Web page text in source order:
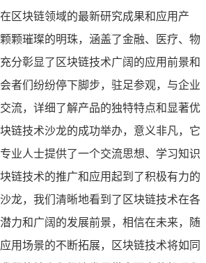
区块链领域的最新研究成果和应用产
颗璀璨的明珠，涵盖了金融、医疗、物
分彰显了区块链技术广阔的应用前景和
者们纷纷停下脚步，驻足参观，与企业
流，详细了解产品的独特特点和显著优
链技术沙龙的成功举办，意义非凡，它
业人士提供了一个交流思想、学习知识
链技术的推广和应用起到了积极有力的
龙，我们清晰地看到了区块链技术在各
力和广阔的发展前景，相信在未来，随
用场景的不断拓展，区块链技术将如同